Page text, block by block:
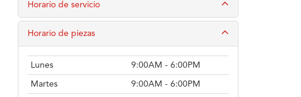
Horario de servicio
Horario de piezas
Lunes
9:00AM - 6:00PM
Martes
9:00AM - 6:00PM